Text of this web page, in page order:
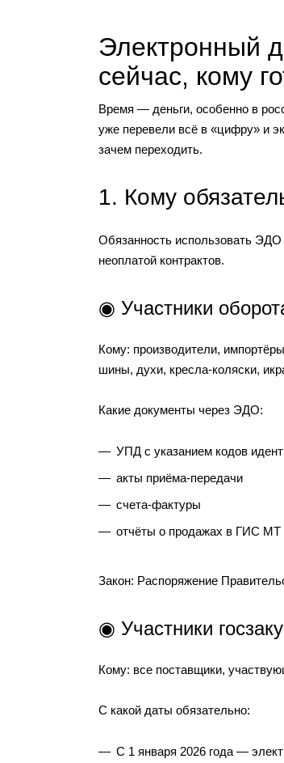
Электронный
сейчас, кому
Время — деньги, особенно в
уже перевели всё в «цифру» и
зачем переходить.
1. Кому
Обязанность использовать ЭДО
неоплатой контрактов.
◉ Участники
Кому: производители,
шины, духи, кресла-коляски,
Какие документы через ЭДО:
УПД с указанием кодов
акты приёма-передачи
счета-фактуры
отчёты о продажах в ГИС МТ
Закон: Распоряжение
◉ Участники
Кому: все поставщики,
С какой даты обязательно:
С 1 января 2026 года —